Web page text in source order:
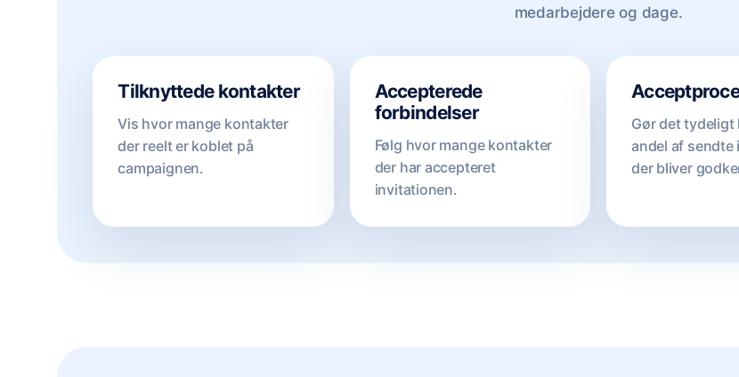
medarbejdere og dage.
Tilknyttede kontakter
Vis hvor mange kontakter
der reelt er koblet på
campaignen.
Accepterede
forbindelser
Følg hvor mange kontakter
der har accepteret
invitationen.
Gør det tydeligt
andel af
der bliver